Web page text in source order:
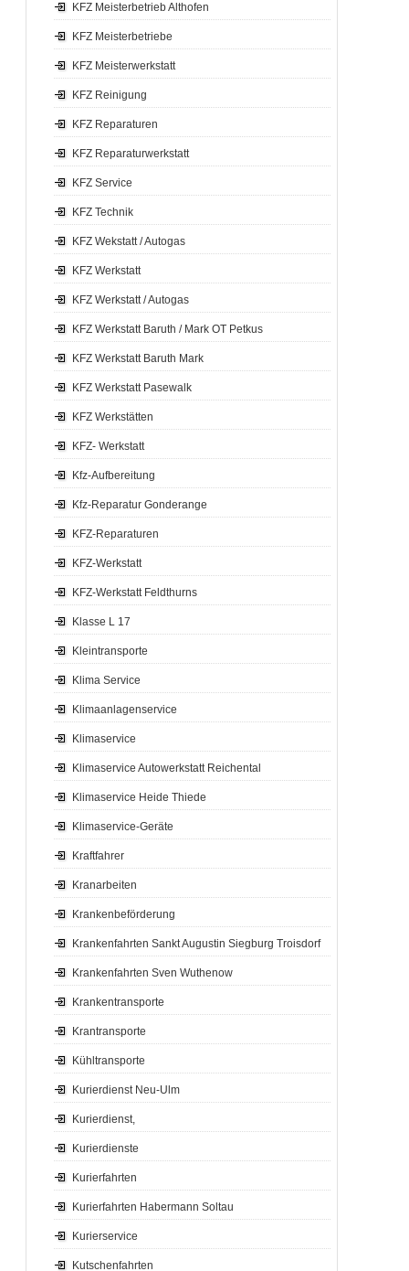
KFZ Meisterbetrieb Althofen
KFZ Meisterbetriebe
KFZ Meisterwerkstatt
KFZ Reinigung
KFZ Reparaturen
KFZ Reparaturwerkstatt
KFZ Service
KFZ Technik
KFZ Wekstatt / Autogas
KFZ Werkstatt
KFZ Werkstatt / Autogas
KFZ Werkstatt Baruth / Mark OT Petkus
KFZ Werkstatt Baruth Mark
KFZ Werkstatt Pasewalk
KFZ Werkstätten
KFZ- Werkstatt
Kfz-Aufbereitung
Kfz-Reparatur Gonderange
KFZ-Reparaturen
KFZ-Werkstatt
KFZ-Werkstatt Feldthurns
Klasse L 17
Kleintransporte
Klima Service
Klimaanlagenservice
Klimaservice
Klimaservice Autowerkstatt Reichental
Klimaservice Heide Thiede
Klimaservice-Geräte
Kraftfahrer
Kranarbeiten
Krankenbeförderung
Krankenfahrten Sankt Augustin Siegburg Troisdorf
Krankenfahrten Sven Wuthenow
Krankentransporte
Krantransporte
Kühltransporte
Kurierdienst Neu-Ulm
Kurierdienst,
Kurierdienste
Kurierfahrten
Kurierfahrten Habermann Soltau
Kurierservice
Kutschenfahrten